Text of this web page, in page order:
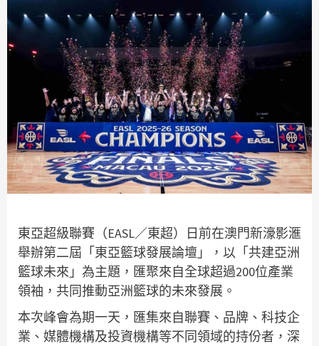
東亞超級聯賽（EASL／東超）日前在澳門新濠影滙
舉辦第二屆「東亞籃球發展論壇」，以「共建亞洲
籃球未來」為主題，匯聚來自全球超過200位產業
領袖，共同推動亞洲籃球的未來發展。
本次峰會為期一天，匯集來自聯賽、品牌、科技企
業、媒體機構及投資機構等不同領域的持份者，深